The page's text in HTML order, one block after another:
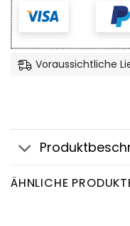
Voraussichtliche
ÄHNLICHE